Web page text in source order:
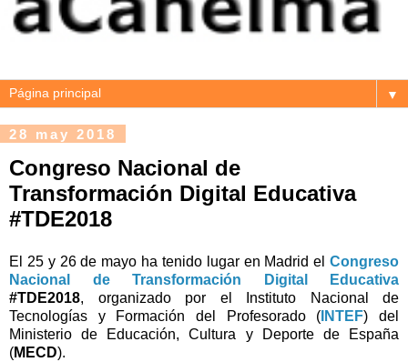
▼
28 may 2018
Congreso Nacional de
Transformación Digital Educativa
#TDE2018
El 25 y 26 de mayo ha tenido lugar en Madrid el Congreso
Nacional de Transformación Digital Educativa
#TDE2018, organizado por el Instituto Nacional de
Tecnologías y Formación del Profesorado ( INTEF) del
Ministerio de Educación, Cultura y Deporte de España
(MECD).